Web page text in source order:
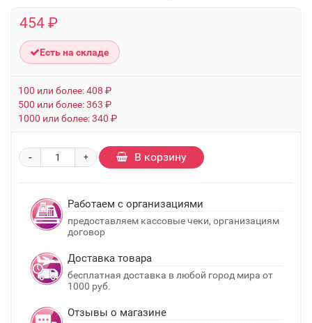
454 ₽
Есть на складе
100 или более: 408 ₽
500 или более: 363 ₽
1000 или более: 340 ₽
+
- В корзину
Работаем с организациями
предоставляем кассовые чеки, организациям
договор
Доставка товара
бесплатная доставка в любой город мира от
1000 руб.
Отзывы о магазине